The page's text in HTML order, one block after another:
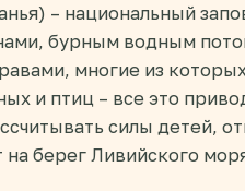
– национальный
бурным водным
многие из
и птиц – все это
силы детей,
берег Ливийского